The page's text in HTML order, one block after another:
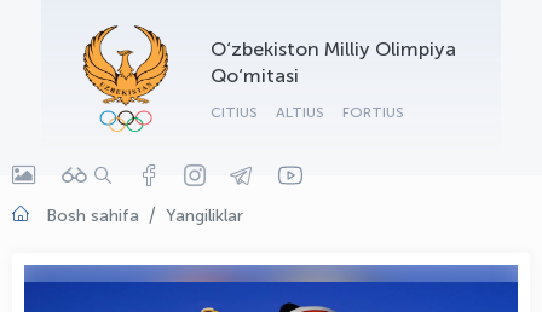
O‘zbekiston Milliy Olimpiya
Qo‘mitasi
CITIUS ALTIUS FORTIUS
Bosh sahifa Yangiliklar
OLYMPCHIK AI - yordamchi
Onlayn · olympic.uz